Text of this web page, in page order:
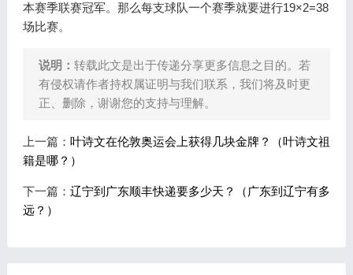
本赛季联赛冠军。那么每支球队一个赛季就要进行19×2=38
场比赛。
说明： 转载此文是出于传递分享更多信息之目的。若
有侵权请作者持权属证明与我们联系，我们将及时更
正、删除，谢谢您的支持与理解。
上一篇： 叶诗文在伦敦奥运会上获得几块金牌？（叶诗文祖
籍是哪？）
下一篇： 辽宁到广东顺丰快递要多少天？（广东到辽宁有多
远？）